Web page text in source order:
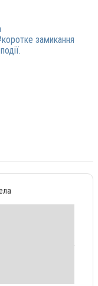
замикання